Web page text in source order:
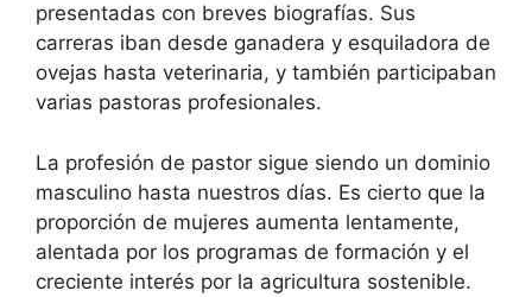
presentadas con breves biografías. Sus
carreras iban desde ganadera y esquiladora de
ovejas hasta veterinaria, y también participaban
varias pastoras profesionales.
La profesión de pastor sigue siendo un dominio
masculino hasta nuestros días. Es cierto que la
proporción de mujeres aumenta lentamente,
alentada por los programas de formación y el
creciente interés por la agricultura sostenible.